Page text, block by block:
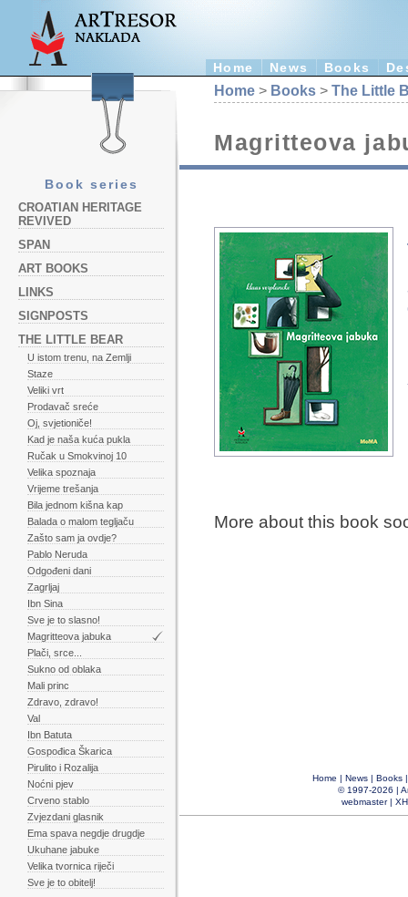
Home News Books
Book series
CROATIAN HERITAGE
REVIVED
SPAN
ART BOOKS
LINKS
SIGNPOSTS
THE LITTLE BEAR
U istom trenu, na Zemlji
Staze
Veliki vrt
Prodavač sreće
Oj, svjetioniče!
Kad je naša kuća pukla
Ručak u Smokvinoj 10
Velika spoznaja
Vrijeme trešanja
Bila jednom kišna kap
Balada o malom tegljaču
Zašto sam ja ovdje?
Pablo Neruda
Odgođeni dani
Zagrljaj
Ibn Sina
Sve je to slasno!
Magritteova jabuka
Plači, srce...
Sukno od oblaka
Mali princ
Zdravo, zdravo!
Val
Ibn Batuta
Gospođica Škarica
Pirulito i Rozalija
Noćni pjev
Crveno stablo
Zvjezdani glasnik
Ema spava negdje drugdje
Ukuhane jabuke
Velika tvornica riječi
Sve je to obitelj!
Home > Books > The Little
Magritteova
More about this book
Home | News| Books
© 1997-2026 |
webmaster|